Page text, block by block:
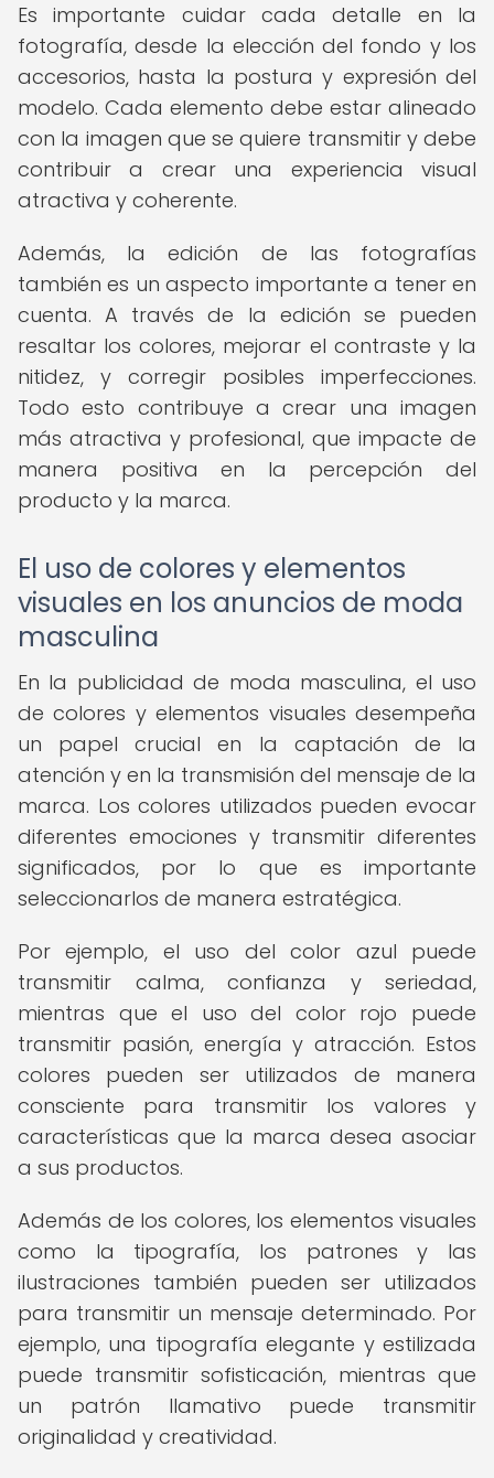
Es importante cuidar cada detalle en la
fotografía, desde la elección del fondo y los
accesorios, hasta la postura y expresión del
modelo. Cada elemento debe estar alineado
con la imagen que se quiere transmitir y debe
contribuir a crear una experiencia visual
atractiva y coherente.
Además, la edición de las fotografías
también es un aspecto importante a tener en
cuenta. A través de la edición se pueden
resaltar los colores, mejorar el contraste y la
nitidez, y corregir posibles imperfecciones.
Todo esto contribuye a crear una imagen
más atractiva y profesional, que impacte de
manera positiva en la percepción del
producto y la marca.
El uso de colores y elementos
visuales en los anuncios de moda
masculina
En la publicidad de moda masculina, el uso
de colores y elementos visuales desempeña
un papel crucial en la captación de la
atención y en la transmisión del mensaje de la
marca. Los colores utilizados pueden evocar
diferentes emociones y transmitir diferentes
significados, por lo que es importante
seleccionarlos de manera estratégica.
Por ejemplo, el uso del color azul puede
transmitir calma, confianza y seriedad,
mientras que el uso del color rojo puede
transmitir pasión, energía y atracción. Estos
colores pueden ser utilizados de manera
consciente para transmitir los valores y
características que la marca desea asociar
a sus productos.
Además de los colores, los elementos visuales
como la tipografía, los patrones y las
ilustraciones también pueden ser utilizados
para transmitir un mensaje determinado. Por
ejemplo, una tipografía elegante y estilizada
puede transmitir sofisticación, mientras que
un patrón llamativo puede transmitir
originalidad y creatividad.